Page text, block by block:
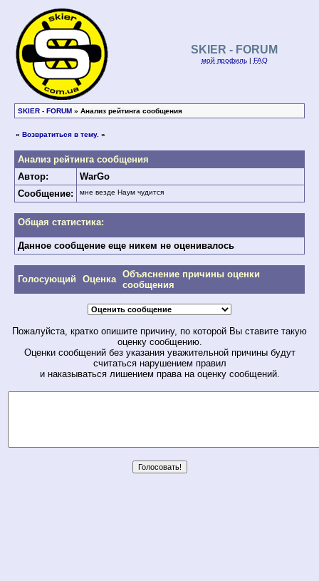
SKIER - FORUM
мой профиль| FAQ
SKIER - FORUM » Анализ рейтинга сообщения
« Возвратиться в тему. »
Анализ рейтинга сообщения
Автор:
WarGo
Сообщение:
мне везде Наум чудится
Общая статистика:
Данное сообщение еще никем не оценивалось
Голосующий Оценка Объяснение причины оценки
сообщения
Пожалуйста, кратко опишите причину, по которой Вы ставите такую
оценку сообщению.
Оценки сообщений без указания уважительной причины будут
считаться нарушением правил
и наказываться лишением права на оценку сообщений.